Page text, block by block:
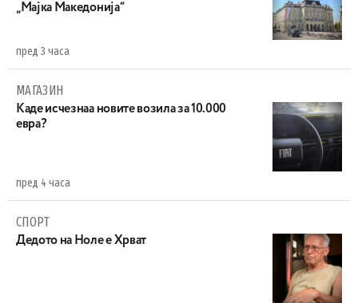
„Мајка Македонија“
пред 3 часа
МАГАЗИН
Каде исчезнаа новите возила за 10.000
евра?
пред 4 часа
СПОРТ
Дедото на Ноле е Хрват